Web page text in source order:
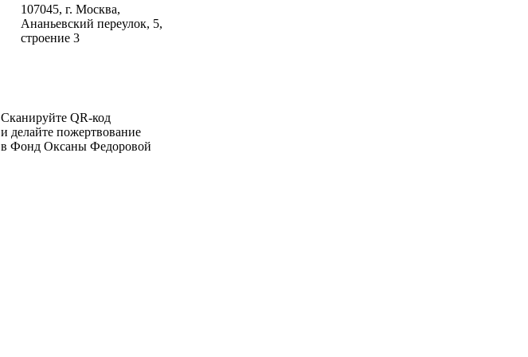
107045, г. Москва,
Ананьевский переулок, 5,
строение 3
Сканируйте QR-код
и делайте пожертвование
в Фонд Оксаны Федоровой